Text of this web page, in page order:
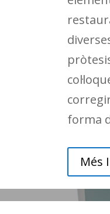
forma
Més